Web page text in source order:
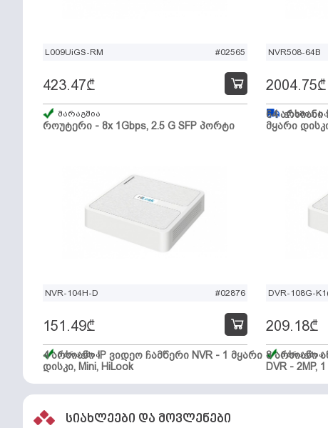
L009UiGS-RM #02565
როუტერი - 8x 1Gbps, 2.5 G SFP პორტი
423.47₾
მარაგშია
NVR508-64B
64 არხიანი
მყარი
2004.75₾
გზაშია,
NVR-104H-D #02876
4 არხიანი IP ვიდეო ჩამწერი NVR - 1 მყარი
დისკი, Mini, HiLook
151.49₾
მარაგშია
DVR-108G-
8 არხიანი
DVR - 2MP,
209.18₾
მარაგშია
სიახლეები და მოვლენები